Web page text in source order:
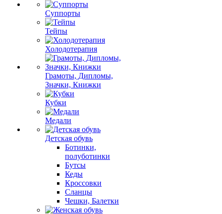
Суппорты
Тейпы
Холодотерапия
Грамоты, Дипломы,
Значки, Книжки
Кубки
Медали
Детская обувь
Ботинки,
полуботинки
Бутсы
Кеды
Кроссовки
Сланцы
Чешки, Балетки